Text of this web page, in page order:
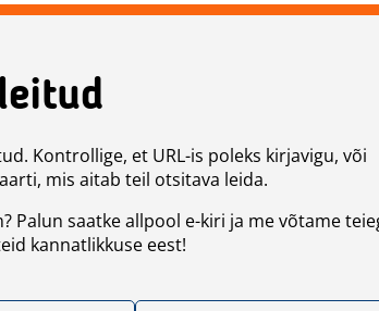
Kontrollige, et URL-is poleks kirjavigu, või
mis aitab teil otsitava leida.
Palun saatke allpool e-kiri ja me võtame
kannatlikkuse eest!